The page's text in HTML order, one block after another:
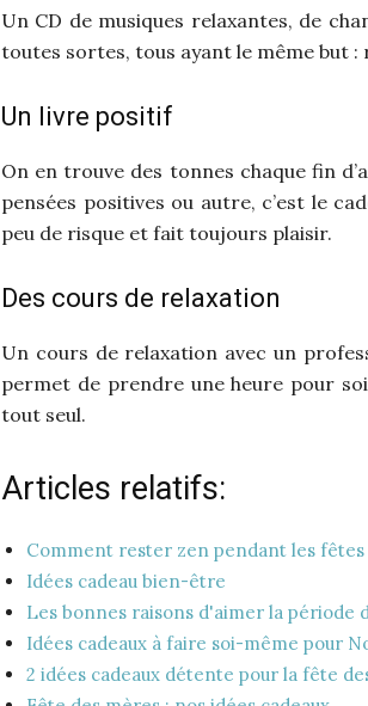
Un CD de musiques relaxantes, de
toutes sortes, tous ayant le même but :
Un livre positif
On en trouve des tonnes chaque fin
pensées positives ou autre, c’est le
peu de risque et fait toujours plaisir.
Des cours de relaxation
Un cours de relaxation avec un
permet de prendre une heure pour
tout seul.
Articles relatifs:
Comment rester zen pendant les fêtes
Idées cadeau bien-être
Les bonnes raisons d'aimer la période
Idées cadeaux à faire soi-même pour
2 idées cadeaux détente pour la fête